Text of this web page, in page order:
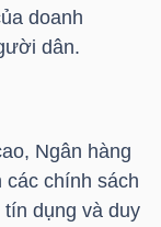
doanh
dân.
Ngân hàng
chính sách
dụng và duy